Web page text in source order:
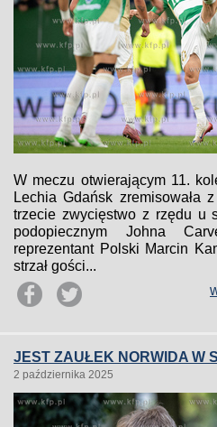
W meczu otwierającym 11.
Lechia Gdańsk zremisowała
trzecie zwycięstwo z rzędu u
podopiecznym Johna
reprezentant Polski Marcin
strzał gości...
JEST ZAUŁEK NORWIDA W
2 października 2025